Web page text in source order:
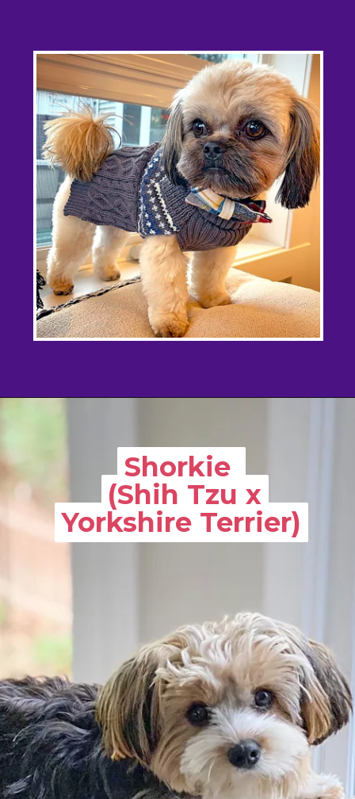
Shorkie
(Shih Tzu x
Yorkshire Terrier)
Shorkie
(Shih Tzu x
Yorkshire Terrier)